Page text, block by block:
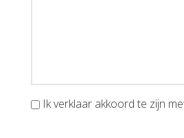
Ik verklaar akkoord te zijn